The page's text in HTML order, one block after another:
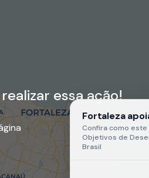
essa ação!